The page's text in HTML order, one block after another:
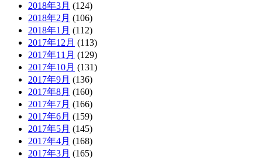
2018年3月 (124)
2018年2月 (106)
2018年1月 (112)
2017年12月 (113)
2017年11月 (129)
2017年10月 (131)
2017年9月 (136)
2017年8月 (160)
2017年7月 (166)
2017年6月 (159)
2017年5月 (145)
2017年4月 (168)
2017年3月 (165)